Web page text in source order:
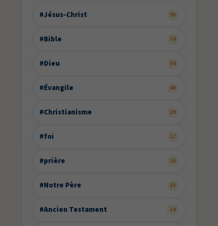
#Jésus-Christ 95
#Bible 74
#Dieu 54
#Évangile 40
#Christianisme 19
#foi 17
#prière 16
#Notre Père 15
#Ancien Testament 14